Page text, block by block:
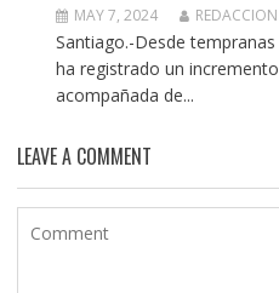
MAY 7, 2024 REDACCION
Santiago.-Desde
ha registrado un
acompañada de...
LEAVE A COMMENT